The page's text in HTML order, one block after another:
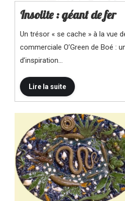
Insolite : géant de fer
Un trésor « se cache » à la vue
commerciale O’Green de Boé :
d’inspiration…